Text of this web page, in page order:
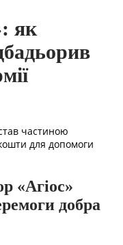
як
частиною
для допомоги
«Агіос»
добра